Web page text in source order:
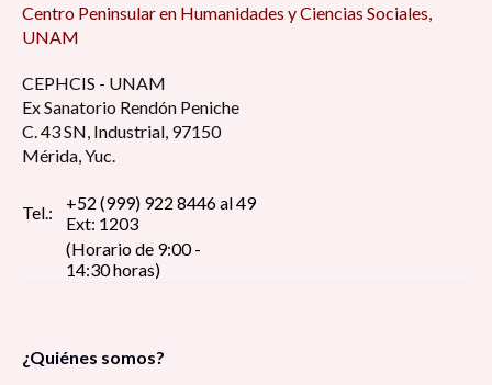
Centro Peninsular en Humanidades y Ciencias Sociales,
UNAM
CEPHCIS - UNAM
Ex Sanatorio Rendón Peniche
C. 43 SN, Industrial, 97150
Mérida, Yuc.
Tel.:
+52 (999) 922 8446 al 49
Ext: 1203
(Horario de 9:00 -
14:30 horas)
¿Quiénes somos?